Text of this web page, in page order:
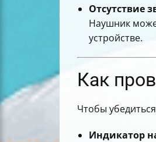
Отсутствие
Наушник
устройстве.
Как
Чтобы
Индикатор